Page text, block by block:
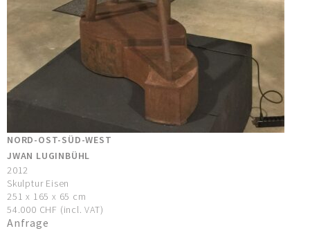
NORD-OST-SÜD-WEST
JWAN LUGINBÜHL
2012
Skulptur Eisen
251 x 165 x 65 cm
54.000 CHF (incl. VAT)
Anfrage